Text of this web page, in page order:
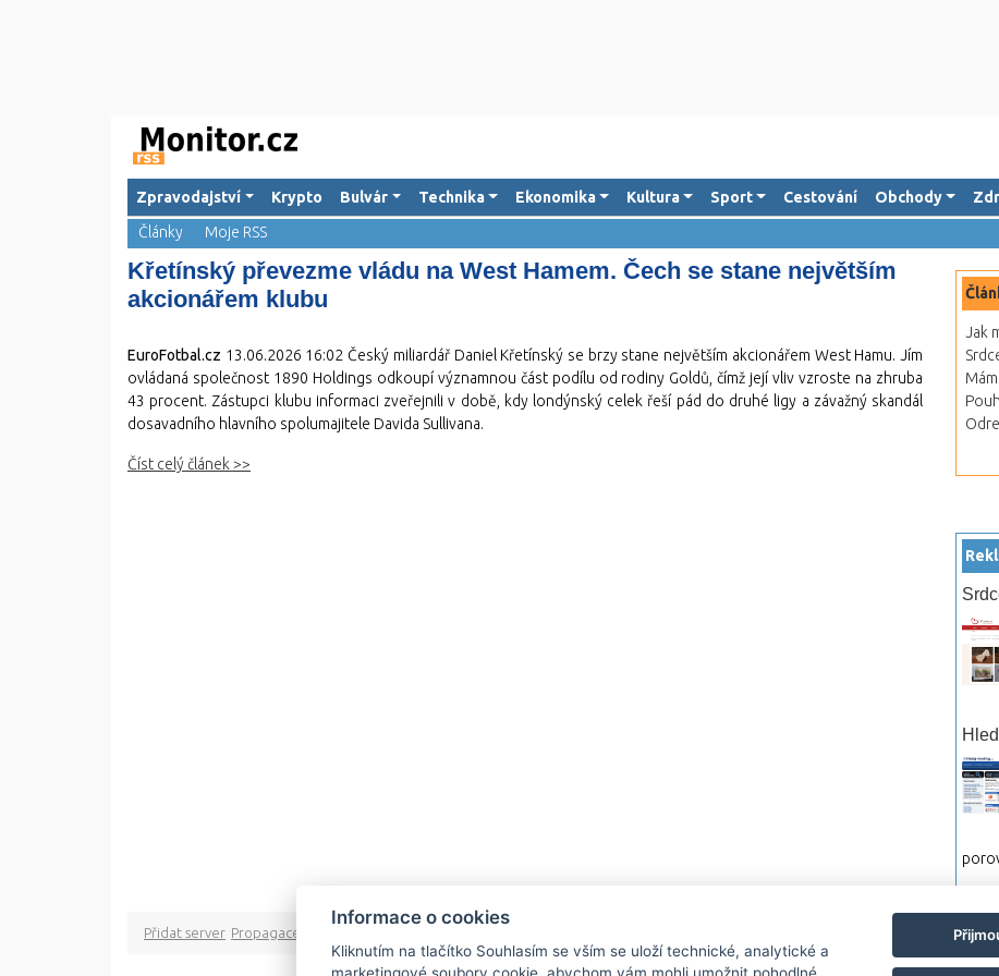
Zpravodajství Krypto Bulvár Technika Ekonomika Kultura Sport Cestování Obchody
Články
Moje RSS
Křetínský převezme vládu na West Hamem. Čech se stane největším
akcionářem klubu
EuroFotbal.cz 13.06.2026 16:02 Český miliardář Daniel Křetínský se brzy stane největším akcionářem West Hamu. Jím
ovládaná společnost 1890 Holdings odkoupí významnou část podílu od rodiny Goldů, čímž její vliv vzroste na zhruba
43 procent. Zástupci klubu informaci zveřejnili v době, kdy londýnský celek řeší pád do druhé ligy a závažný skandál
dosavadního hlavního spolumajitele Davida Sullivana.
Číst celý článek >>
Jak
Přidat server Propagace
Informace o cookies
Kliknutím na tlačítko Souhlasím se vším se uloží technické, analytické a